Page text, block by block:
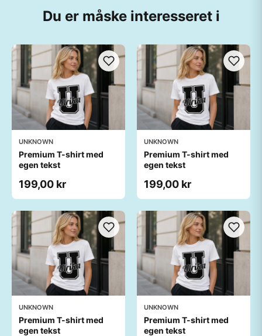
Du er måske interesseret i
UNKNOWN
Premium T-shirt med
egen tekst
199,00 kr
UNKNOWN
Premium T-shirt med
egen tekst
199,00 kr
UNKNOWN
Premium T-shirt med
egen tekst
UNKNOWN
Premium T-shirt med
egen tekst